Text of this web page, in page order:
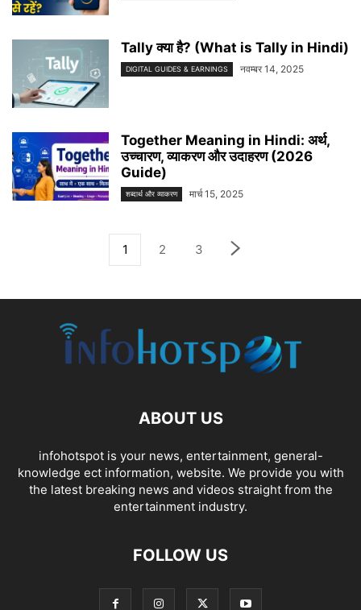
Tally क्या है? (What is Tally in Hindi)
DIGITAL GUIDES & EARNINGS नवम्बर 14, 2025
Together Meaning in Hindi: अर्थ,
उच्चारण, व्याकरण और उदाहरण (2026
Guide)
शब्दार्थ और व्याकरण मार्च 15, 2025
1 2 3
ABOUT US
infohotspot is your news, entertainment, general-
knowledge ect information, website. We provide you with
the latest breaking news and videos straight from the
entertainment industry.
FOLLOW US